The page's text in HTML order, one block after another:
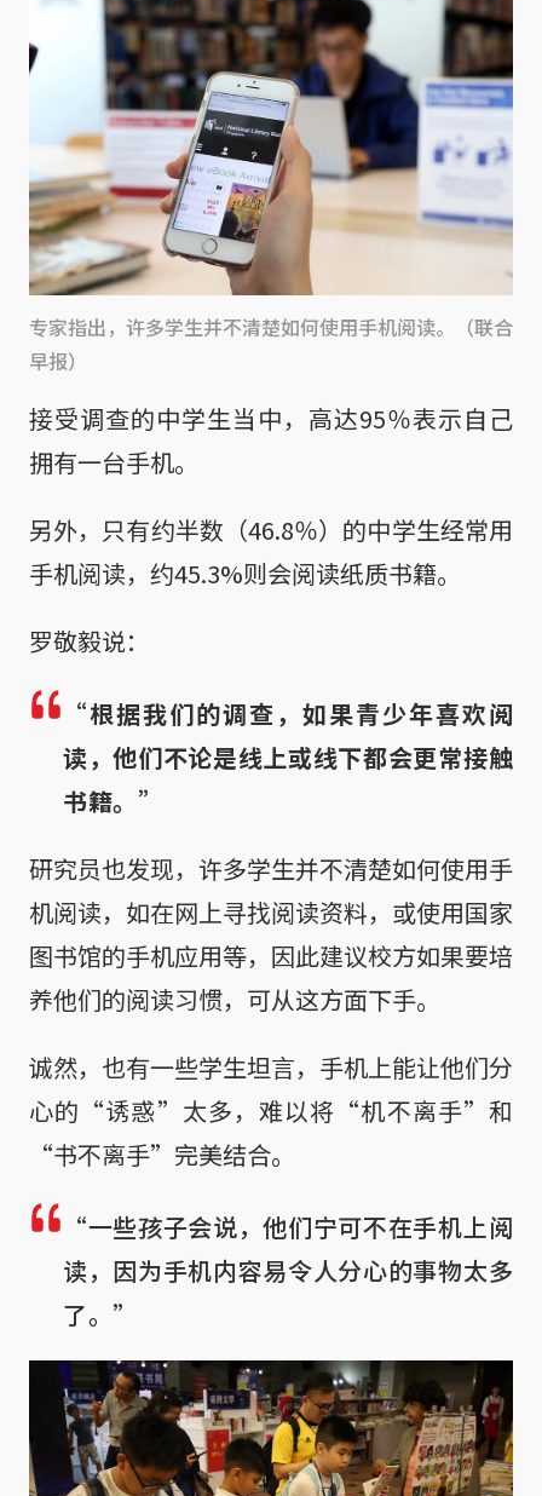
专家指出，许多学生并不清楚如何使用手机阅读。（联合
早报）
接受调查的中学生当中，高达95％表示自己
拥有一台手机。
另外，只有约半数（46.8％）的中学生经常用
手机阅读，约45.3%则会阅读纸质书籍。
罗敬毅说：
“根据我们的调查，如果青少年喜欢阅
读，他们不论是线上或线下都会更常接触
书籍。”
研究员也发现，许多学生并不清楚如何使用手
机阅读，如在网上寻找阅读资料，或使用国家
图书馆的手机应用等，因此建议校方如果要培
养他们的阅读习惯，可从这方面下手。
诚然，也有一些学生坦言，手机上能让他们分
心的“诱惑”太多，难以将“机不离手”和
“书不离手”完美结合。
“一些孩子会说，他们宁可不在手机上阅
读，因为手机内容易令人分心的事物太多
了。”